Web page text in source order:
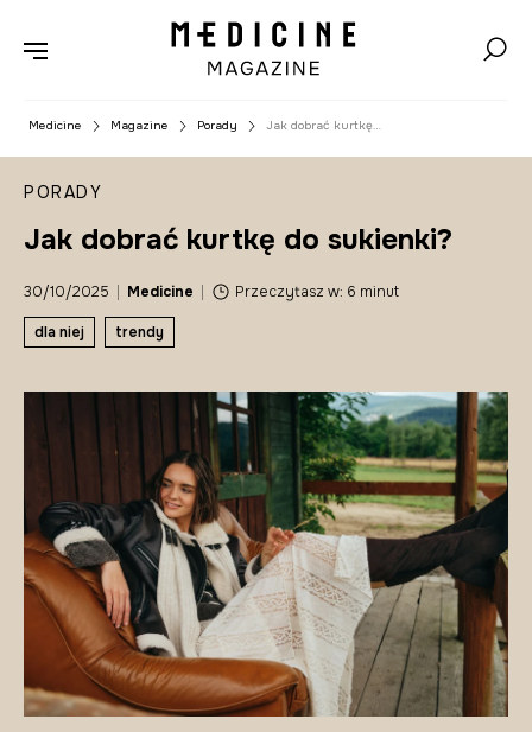
Medicine Magazine Porady
Jak dobrać kurtkę
PORADY
Jak dobrać kurtkę do sukienki?
30/10/2025 Medicine Przeczytasz w: 6 minut
dla niej trendy